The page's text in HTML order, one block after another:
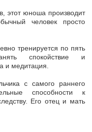
этот юноша производит
человек просто
тренируется по пять
спокойствие и
и медитация.
с самого раннего
способности к
Его отец и мать